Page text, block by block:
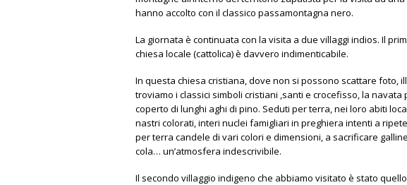
hanno accolto con il classico passamontagna nero.
La giornata è continuata con la visita a due villaggi indios. Il
chiesa locale (cattolica) è davvero indimenticabile.
In questa chiesa cristiana, dove non si possono scattare foto,
troviamo i classici simboli cristiani ,santi e crocefisso, la
coperto di lunghi aghi di pino. Seduti per terra, nei loro abiti
nastri colorati, interi nuclei famigliari in preghiera intenti a
per terra candele di vari colori e dimensioni, a sacrificare
cola… un’atmosfera indescrivibile.
Il secondo villaggio indigeno che abbiamo visitato è stato